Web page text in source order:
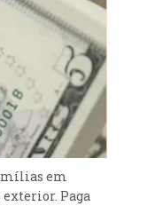
em
Paga